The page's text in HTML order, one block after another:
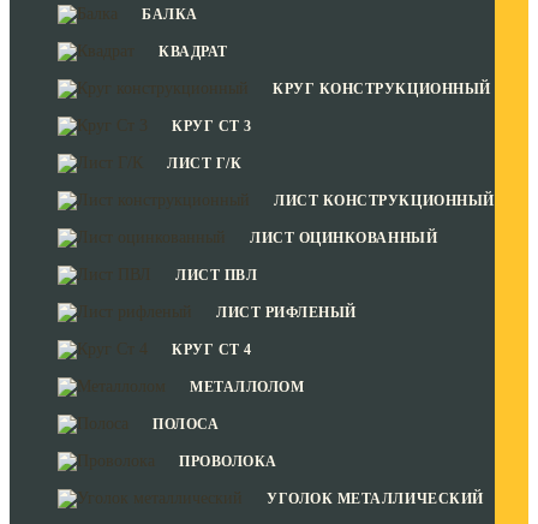
БАЛКА
КВАДРАТ
КРУГ КОНСТРУКЦИОННЫЙ
КРУГ СТ 3
ЛИСТ Г/К
ЛИСТ КОНСТРУКЦИОННЫЙ
ЛИСТ ОЦИНКОВАННЫЙ
ЛИСТ ПВЛ
ЛИСТ РИФЛЕНЫЙ
КРУГ СТ 4
МЕТАЛЛОЛОМ
ПОЛОСА
ПРОВОЛОКА
УГОЛОК МЕТАЛЛИЧЕСКИЙ